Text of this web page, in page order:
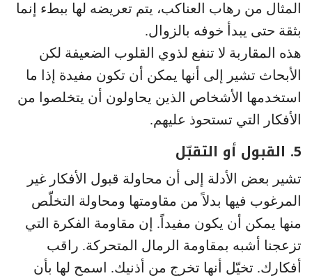
المثال من رهاب العناكب، يتم تعريضه لها ببطء إنما
بثقة حتى يبدأ خوفه بالزوال.
هذه المقاربة لا تنفع لذوي القلوب الضعيفة لكن
الأبحاث تشير إلى أنها يمكن أن تكون مفيدة إذا ما
استخدمها الأشخاص الذين يحاولون أن يتخلصوا من
الأفكار التي تستحوذ عليهم.
5. القبول أو التقبّل
تشير بعض الأدلة إلى أن محاولة قبول الأفكار غير
المرغوب فيها بدلاً من مقاومتها ومحاولة التخلّص
منها يمكن أن يكون مفيداً. إن مقاومة الفكرة التي
تزعجنا أشبه بمقاومة الرمال المتحركة. راقب
أفكارك. تخيّل أنها تخرج من أذنيك. اسمح لها بأن